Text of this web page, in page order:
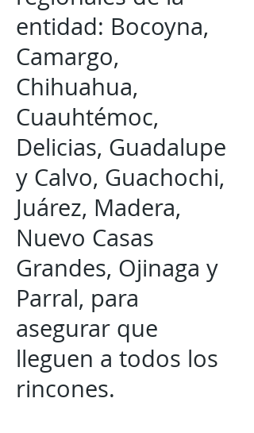
entidad: Bocoyna,
Camargo,
Chihuahua,
Cuauhtémoc,
Delicias, Guadalupe
y Calvo, Guachochi,
Juárez, Madera,
Nuevo Casas
Grandes, Ojinaga y
Parral, para
asegurar que
lleguen a todos los
rincones.